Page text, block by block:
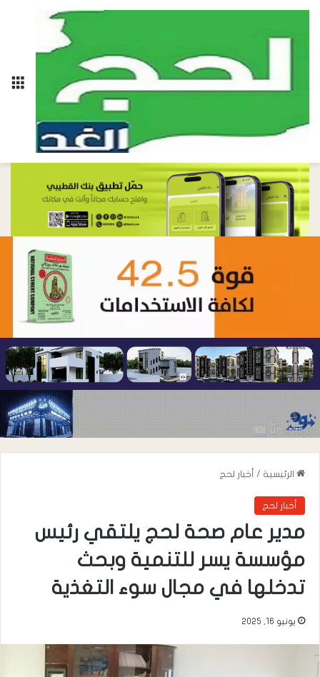
الرئيسية / أخبار لحج
أخبار لحج
مدير عام صحة لحج يلتقي رئيس
مؤسسة يسر للتنمية وبحث
تدخلها في مجال سوء التغذية
يونيو 16, 2025